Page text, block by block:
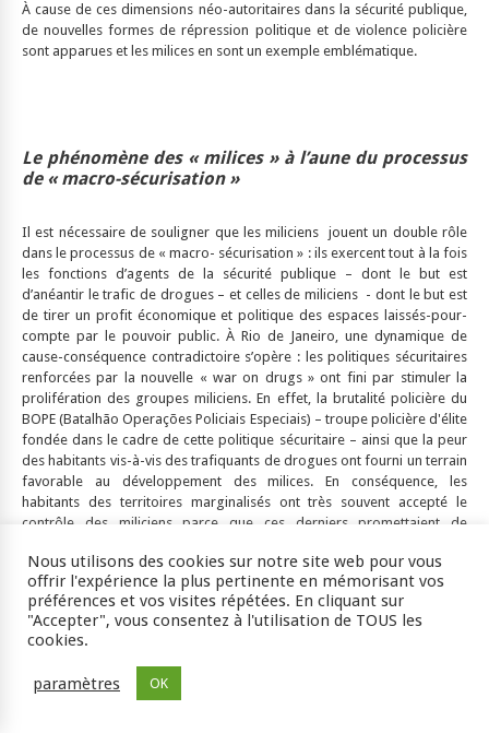
À cause de ces dimensions néo-autoritaires dans la sécurité publique,
de nouvelles formes de répression politique et de violence policière
sont apparues et les milices en sont un exemple emblématique.
Le phénomène des « milices » à l’aune du processus
de « macro-sécurisation »
Il est nécessaire de souligner que les miliciens jouent un double rôle
dans le processus de « macro- sécurisation » : ils exercent tout à la fois
les fonctions d’agents de la sécurité publique – dont le but est
d’anéantir le trafic de drogues – et celles de miliciens - dont le but est
de tirer un profit économique et politique des espaces laissés-pour-
compte par le pouvoir public. À Rio de Janeiro, une dynamique de
cause-conséquence contradictoire s’opère : les politiques sécuritaires
renforcées par la nouvelle « war on drugs » ont fini par stimuler la
prolifération des groupes miliciens. En effet, la brutalité policière du
BOPE (Batalhão Operações Policiais Especiais) – troupe policière d'élite
fondée dans le cadre de cette politique sécuritaire – ainsi que la peur
des habitants vis-à-vis des trafiquants de drogues ont fourni un terrain
favorable au développement des milices. En conséquence, les
habitants des territoires marginalisés ont très souvent accepté le
contrôle des miliciens parce que ces derniers promettaient de
que sans trafiquant, il n’y a pas de violence de la part du BOPE.
Photographie
« Complexo do Alemão » (zone nord de Rio de Janeiro)
Nous utilisons des cookies sur notre site web pour vous
offrir l'expérience la plus pertinente en mémorisant vos
préférences et vos visites répétées. En cliquant sur
"Accepter", vous consentez à l'utilisation de TOUS les
cookies.
paramètres OK